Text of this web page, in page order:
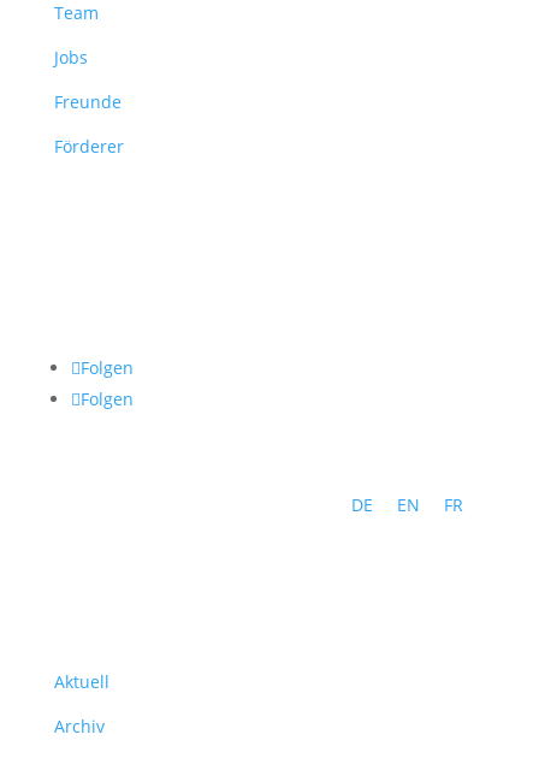
Team
Jobs
Freunde
Förderer
Folgen
Folgen
DE EN FR
Aktuell
Archiv